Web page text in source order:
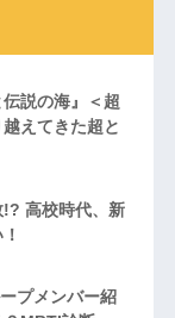
説の海』＜超
えてきた超と
!? 高校時代、新
プメンバー紹